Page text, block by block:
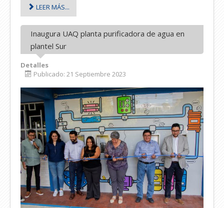
LEER MÁS...
Inaugura UAQ planta purificadora de agua en
plantel Sur
Detalles
Publicado: 21 Septiembre 2023